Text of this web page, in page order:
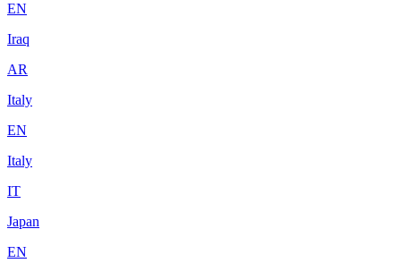
EN
Iraq
AR
Italy
EN
Italy
IT
Japan
EN